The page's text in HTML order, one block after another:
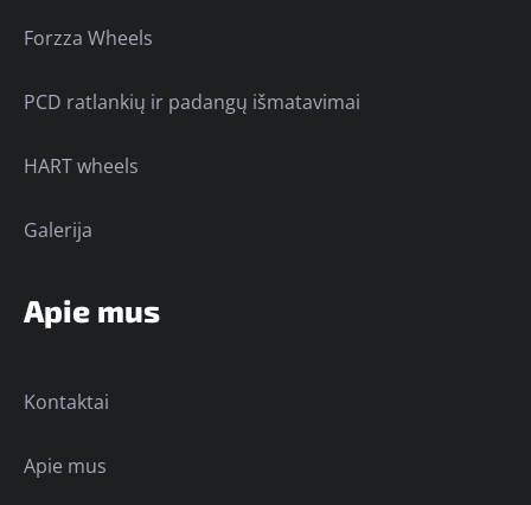
Forzza Wheels
PCD ratlankių ir padangų išmatavimai
HART wheels
Galerija
Apie mus
Kontaktai
Apie mus